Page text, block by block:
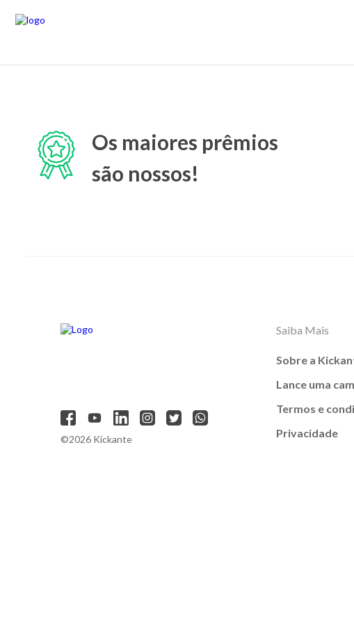
Os maiores prêmios
são nossos!
©2026 Kickante
Saiba Mais
Sobre a
Lance uma
Termos e
Privacidade